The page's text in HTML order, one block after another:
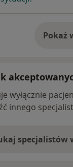
Pokaż
wyłącznie
innego
specjalistów